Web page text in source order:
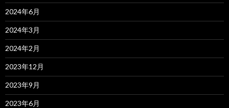
2024年6月
2024年3月
2024年2月
2023年12月
2023年9月
2023年6月